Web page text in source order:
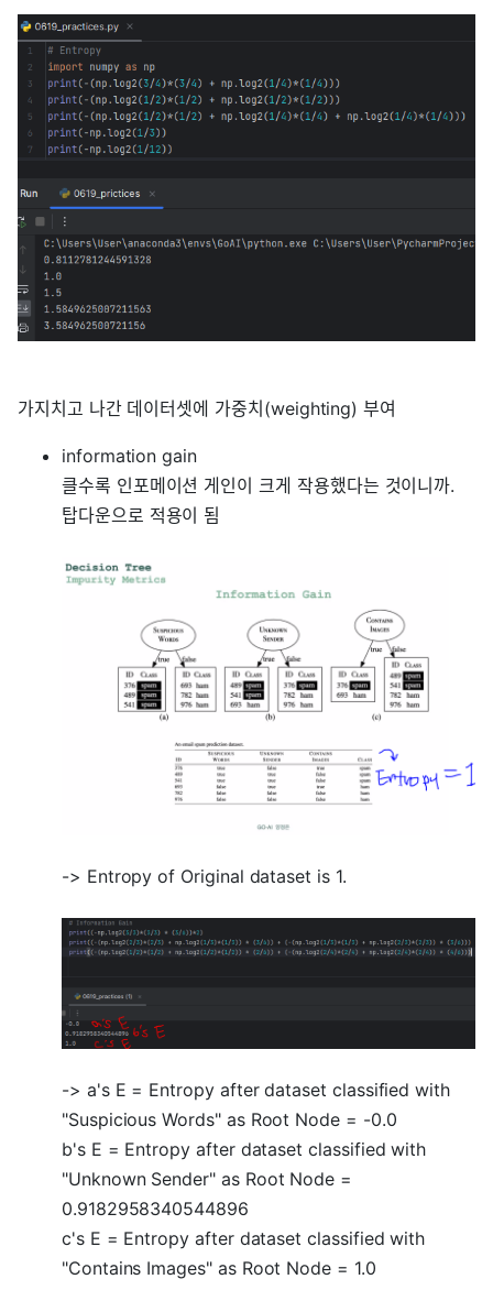
가지치고 나간 데이터셋에 가중치(weighting) 부여
information gain
클수록 인포메이션 게인이 크게 작용했다는 것이니까.
탑다운으로 적용이 됨
-> Entropy of Original dataset is 1.
-> a's E = Entropy after dataset classified with
"Suspicious Words" as Root Node = -0.0
b's E = Entropy after dataset classified with
"Unknown Sender" as Root Node =
0.9182958340544896
c's E = Entropy after dataset classified with
"Contains Images" as Root Node = 1.0